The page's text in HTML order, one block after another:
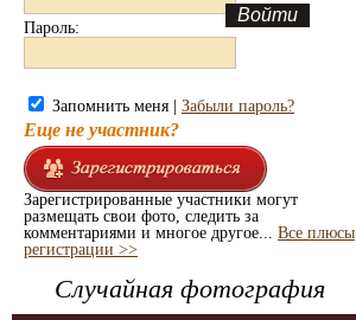
Пароль:
Запомнить меня | Забыли пароль?
Еще не участник?
Зарегистрированные участники могут
размещать свои фото, следить за
комментариями и многое другое... Все плюсы
регистрации >>
Случайная фотография